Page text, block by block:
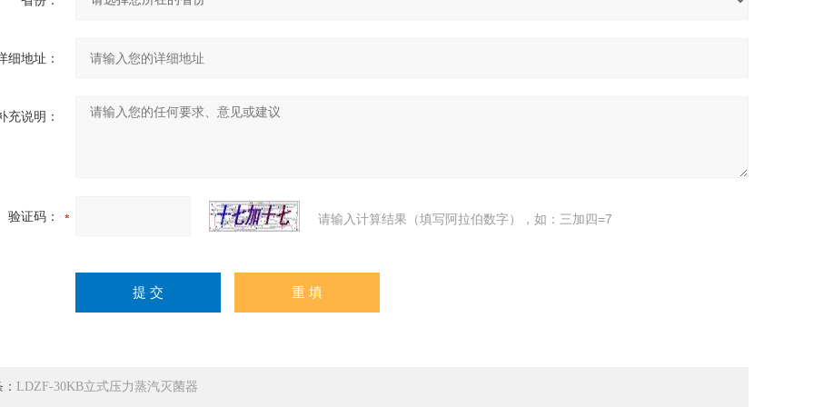
细地址：
充说明：
验证码： 请输入计算结果（填写阿拉伯数字），如：三加四=7
LDZF-30KB立式压力蒸汽灭菌器